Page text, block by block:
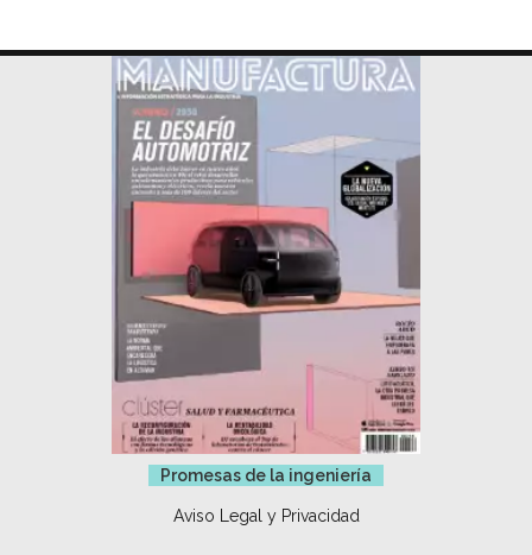
Promesas de la ingeniería
Aviso Legal y Privacidad